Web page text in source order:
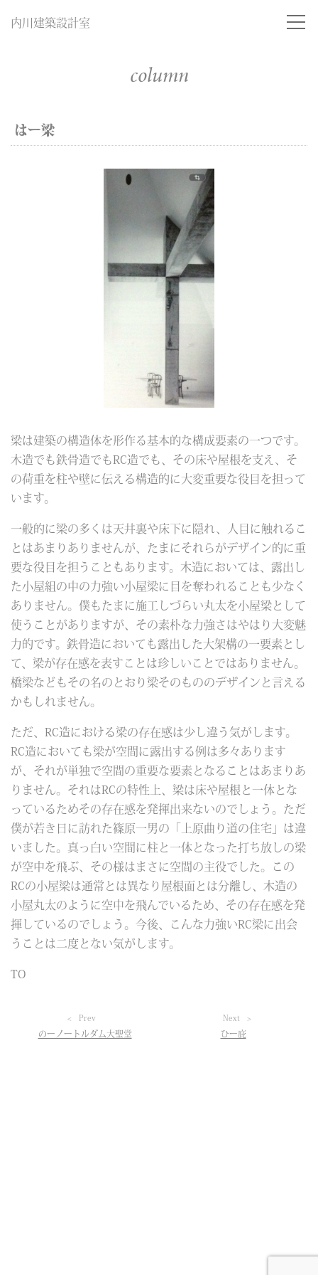
内川建築設計室
column
はー梁
梁は建築の構造体を形作る基本的な構成要素の一つです。
木造でも鉄骨造でもRC造でも、その床や屋根を支え、そ
の荷重を柱や壁に伝える構造的に大変重要な役目を担って
います。
一般的に梁の多くは天井裏や床下に隠れ、人目に触れるこ
とはあまりありませんが、たまにそれらがデザイン的に重
要な役目を担うこともあります。木造においては、露出し
た小屋組の中の力強い小屋梁に目を奪われることも少なく
ありません。僕もたまに施工しづらい丸太を小屋梁として
使うことがありますが、その素朴な力強さはやはり大変魅
力的です。鉄骨造においても露出した大架構の一要素とし
て、梁が存在感を表すことは珍しいことではありません。
橋梁などもその名のとおり梁そのもののデザインと言える
かもしれません。
ただ、RC造における梁の存在感は少し違う気がします。
RC造においても梁が空間に露出する例は多々あります
が、それが単独で空間の重要な要素となることはあまりあ
りません。それはRCの特性上、梁は床や屋根と一体とな
っているためその存在感を発揮出来ないのでしょう。ただ
僕が若き日に訪れた篠原一男の「上原曲り道の住宅」は違
いました。真っ白い空間に柱と一体となった打ち放しの梁
が空中を飛ぶ、その様はまさに空間の主役でした。この
RCの小屋梁は通常とは異なり屋根面とは分離し、木造の
小屋丸太のように空中を飛んでいるため、その存在感を発
揮しているのでしょう。今後、こんな力強いRC梁に出会
うことは二度とない気がします。
TO
Prev
のーノートルダム大聖堂
Next
ひー庇